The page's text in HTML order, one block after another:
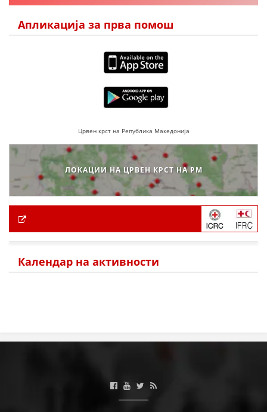
Апликација за прва помош
Црвен крст на Република Македонија
ЛОКАЦИИ НА ЦРВЕН КРСТ НА РМ
Календар на активности